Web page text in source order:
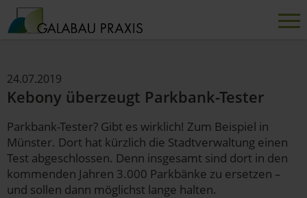
24.07.2019
Kebony überzeugt Parkbank-Tester
Parkbank-Tester? Gibt es wirklich! Zum Beispiel in
Münster. Dort hat kürzlich die Stadtverwaltung einen
Test abgeschlossen. Denn insgesamt sind dort in den
kommenden Jahren 3.000 Parkbänke zu ersetzen –
und sollen dann möglichst lange halten.